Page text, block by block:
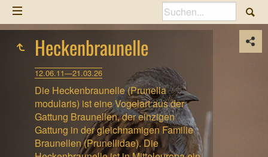
Heckenbraunelle
12.06.11—21.03.26
Die Heckenbraunelle (Prunella
modularis) ist eine Vogelart aus der
Gattung Braunellen, der einzigen
Gattung in der gleichnamigen Familie
Braunellen (Prunellidae). Die